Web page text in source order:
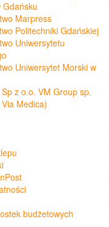
Gdańsku
Marpress
Politechniki Gdańskiej
Uniwersytetu
Uniwersytet Morski w
z o.o. VM Group sp.
Medica)
budżetowych